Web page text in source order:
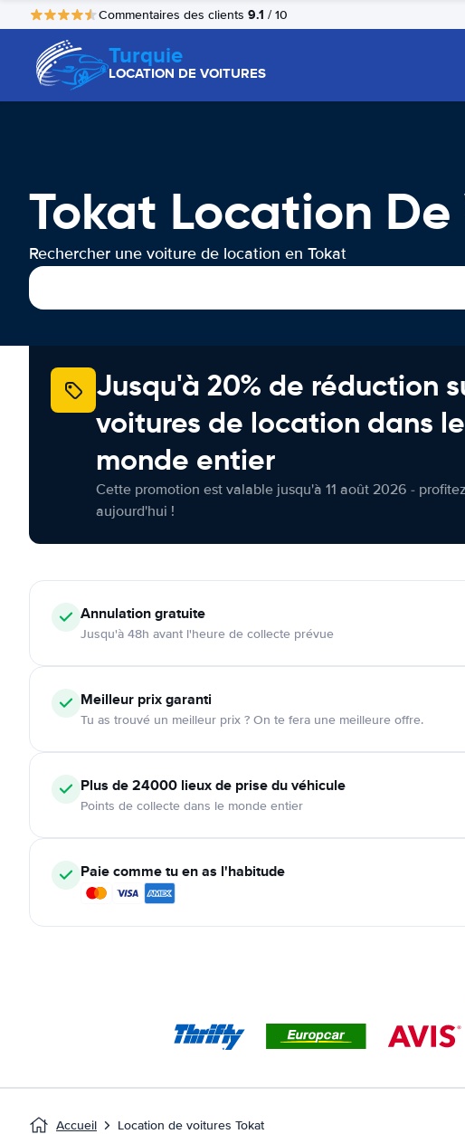
Commentaires des clients 9.1 / 10
Turquie
LOCATION DE VOITURES
Tokat Location
Rechercher une voiture de location en Tokat
Jusqu'à 20% de réduction
voitures de location dans le
monde entier
Cette promotion est valable jusqu'à 11 août 2026 -
aujourd'hui !
Annulationgratuite
Jusqu'à 48h avant l'heure de collecte prévue
Meilleur prix garanti
Tu as trouvé un meilleur prix ? On te fera une meilleure offre.
Plus de 24000 lieux de prise du véhicule
Points de collecte dans le monde entier
Paie comme tu en as l'habitude
Accueil Location de voitures Tokat